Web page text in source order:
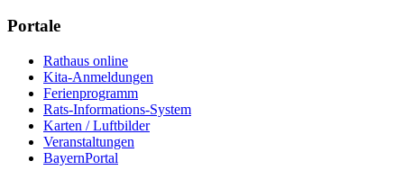
Portale
Rathaus online
Kita-Anmeldungen
Ferienprogramm
Rats-Informations-System
Karten / Luftbilder
Veranstaltungen
BayernPortal